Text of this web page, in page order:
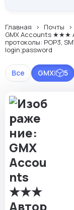
Главная Почты
GMX Accounts ★★★
протоколы: POP3,
login;password
Все GMX| 5